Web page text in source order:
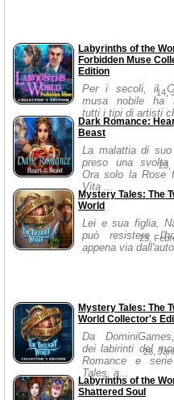
Labyrinths of the
Forbidden Muse
Edition
Per i secoli, il
musa nobile ha
tutti i tipi di artisti
14,
Dark Romance:
Beast
La malattia di suo
preso una svolta
Ora solo la Rose
Vita ...
23,
Mystery Tales: The
World
Lei e sua figlia,
può resistere
appena via
23,
Mystery Tales: The
World Collector's
Da
dei labirinti del
Romance e
Tales, a...
26,
Labyrinths of the
Shattered Soul